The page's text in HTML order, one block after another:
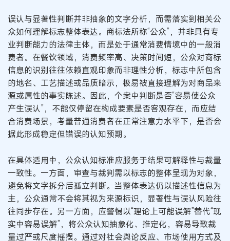
误认与显著性判断并非抽象的文字分析，而需落实到相关公
众如何理解标志整体表达。商标法所称“公众”，并非具有专
业判断能力的法律主体，而是处于通常消费情境中的一般消
费者。在餐饮领域，消费频率高、决策时间短，公众对商标
信息的识别往往依赖直观印象而非理性分析，标志中所包含
的地名、工艺描述或品质暗示，极易被直接理解为对商品来
源或属性的事实陈述。因此，个案中判断是否“容易使公众
产生误认”，不能仅停留在构成要素是否客观存在，而应结
合消费场景，考量普通消费者在正常注意力水平下，是否会
据此形成稳定但错误的认知预期。
在具体适用中，公众认知标准应服务于结果可解释性与裁量
一致性。一方面，审查与裁判需以标志的整体呈现为对象，
避免将文字拆分后孤立判断。当整体表达仍以描述性信息为
主，公众通常不会将其视为来源标识，显著性与误认风险往
往同步存在。另一方面，应警惕以“理论上可能误解”替代“现
实中容易误解”，将公众认知抽象化、推定化，容易导致裁
量过严或尺度摇摆。通过对社会舆论反应、市场使用方式及